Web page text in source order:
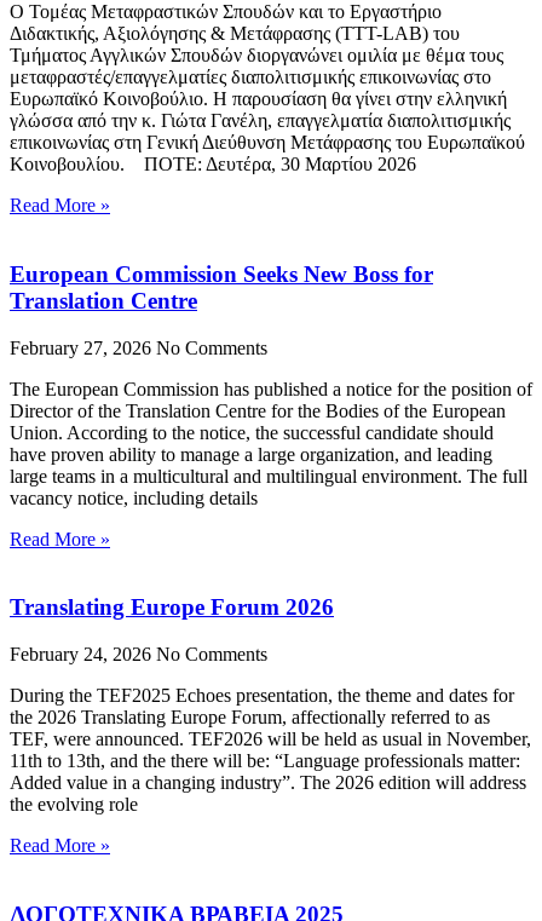
Ο Τομέας Μεταφραστικών Σπουδών και το Εργαστήριο
Διδακτικής, Αξιολόγησης & Μετάφρασης (ΤΤΤ-LAB) του
Τμήματος Αγγλικών Σπουδών διοργανώνει ομιλία με θέμα τους
μεταφραστές/επαγγελματίες διαπολιτισμικής επικοινωνίας στο
Ευρωπαϊκό Κοινοβούλιο. Η παρουσίαση θα γίνει στην ελληνική
γλώσσα από την κ. Γιώτα Γανέλη, επαγγελματία διαπολιτισμικής
επικοινωνίας στη Γενική Διεύθυνση Μετάφρασης του Ευρωπαϊκού
Κοινοβουλίου. ΠΟΤΕ: Δευτέρα, 30 Μαρτίου 2026
Read More »
European Commission Seeks New Boss for
Translation Centre
February 27, 2026 No Comments
The European Commission has published a notice for the position of
Director of the Translation Centre for the Bodies of the European
Union. According to the notice, the successful candidate should
have proven ability to manage a large organization, and leading
large teams in a multicultural and multilingual environment. The full
vacancy notice, including details
Read More »
Translating Europe Forum 2026
February 24, 2026 No Comments
During the TEF2025 Echoes presentation, the theme and dates for
the 2026 Translating Europe Forum, affectionally referred to as
TEF, were announced. TEF2026 will be held as usual in November,
11th to 13th, and the there will be: “Language professionals matter:
Added value in a changing industry”. The 2026 edition will address
the evolving role
Read More »
ΛΟΓΟΤΕΧΝΙΚΑ ΒΡΑΒΕΙΑ 2025